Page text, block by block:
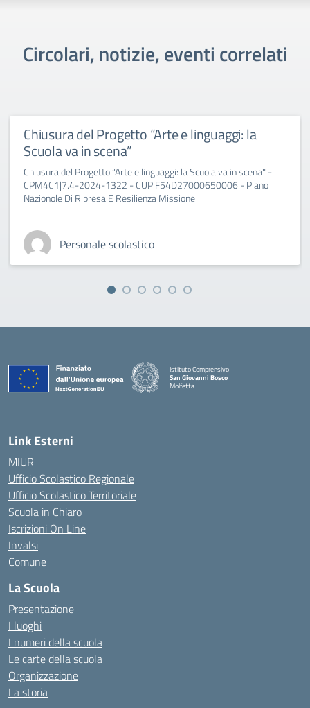
Circolari, notizie, eventi correlati
Chiusura del Progetto “Arte e linguaggi: la
Scuola va in scena”
Chiusura del Progetto “Arte e linguaggi: la Scuola va in scena" -
CPM4C1|7.4-2024-1322 - CUP F54D27000650006 - Piano
Nazionole Di Ripresa E Resilienza Missione
Personale scolastico
Istituto Comprensivo
San Giovanni Bosco
Molfetta
Link Esterni
MIUR
Ufficio Scolastico Regionale
Ufficio Scolastico Territoriale
Scuola in Chiaro
Iscrizioni On Line
Invalsi
Comune
La Scuola
Presentazione
I luoghi
I numeri della scuola
Le carte della scuola
Organizzazione
La storia